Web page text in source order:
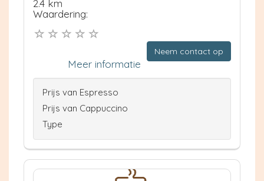
2.4 km
Waardering:
Neem contact op
Meer informatie
Prijs van Espresso
Prijs van Cappuccino
Type